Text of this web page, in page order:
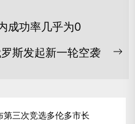
成功率几乎为0
斯发起新一轮空袭
第三次竞选多伦多市长